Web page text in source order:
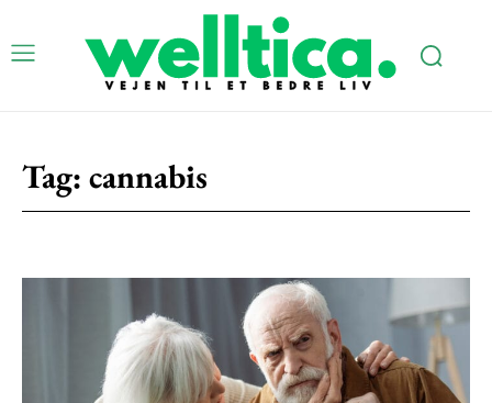
Tag: cannabis